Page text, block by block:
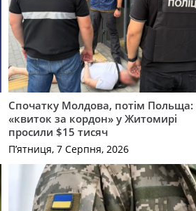
Спочатку Молдова, потім Польща:
«квиток за кордон» у Житомирі
просили $15 тисяч
П’ятниця, 7 Серпня, 2026